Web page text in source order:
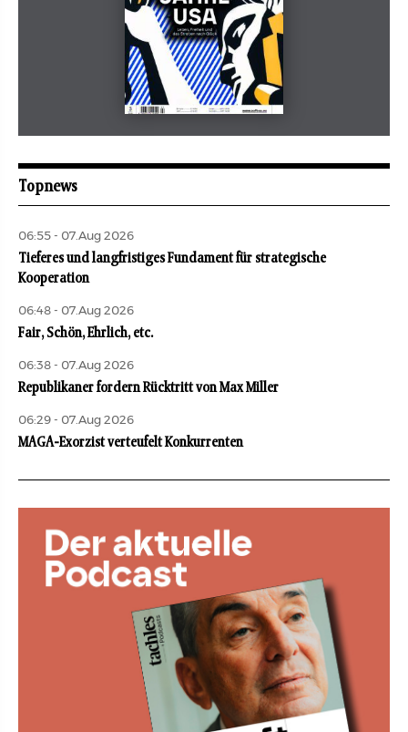
aufbau
Topnews
06:55 - 07.Aug 2026
Tieferes und langfristiges Fundament für strategische
Kooperation
06:48 - 07.Aug 2026
Fair, Schön, Ehrlich, etc.
06:38 - 07.Aug 2026
Republikaner fordern Rücktritt von Max Miller
06:29 - 07.Aug 2026
MAGA-Exorzist verteufelt Konkurrenten